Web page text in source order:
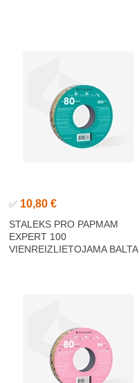
✅ 10,80 €
STALEKS PRO PAPMAM
EXPERT 100
VIENREIZLIETOJAMA BALTA